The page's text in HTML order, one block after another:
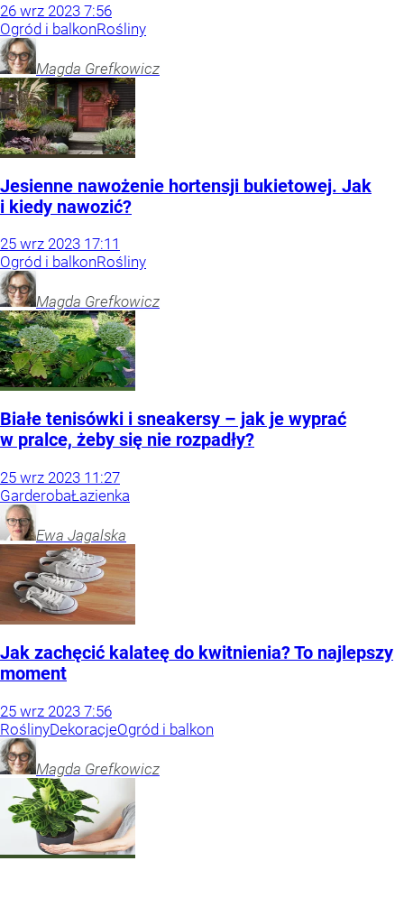
26 wrz 2023 7:56
Ogród i balkonRośliny
Magda Grefkowicz
Jesienne nawożenie hortensji bukietowej. Jak
i kiedy nawozić?
25 wrz 2023 17:11
Ogród i balkonRośliny
Magda Grefkowicz
Białe tenisówki i sneakersy – jak je wyprać
w pralce, żeby się nie rozpadły?
25 wrz 2023 11:27
GarderobaŁazienka
Ewa Jagalska
Jak zachęcić kalateę do kwitnienia? To najlepszy
moment
25 wrz 2023 7:56
RoślinyDekoracjeOgród i balkon
Magda Grefkowicz